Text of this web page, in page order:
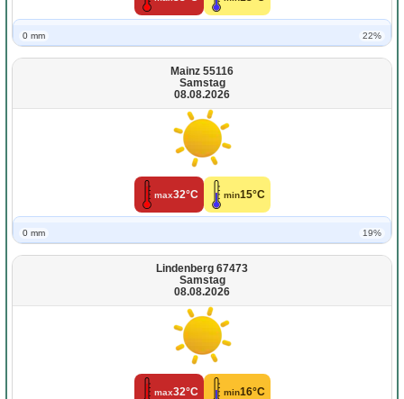
0 mm 22%
Mainz 55116
Samstag
08.08.2026
max32°C min15°C
0 mm 19%
Lindenberg 67473
Samstag
08.08.2026
max32°C min16°C